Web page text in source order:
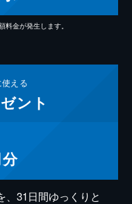
金が発生します。
える
ント
、31日間ゆっくりと